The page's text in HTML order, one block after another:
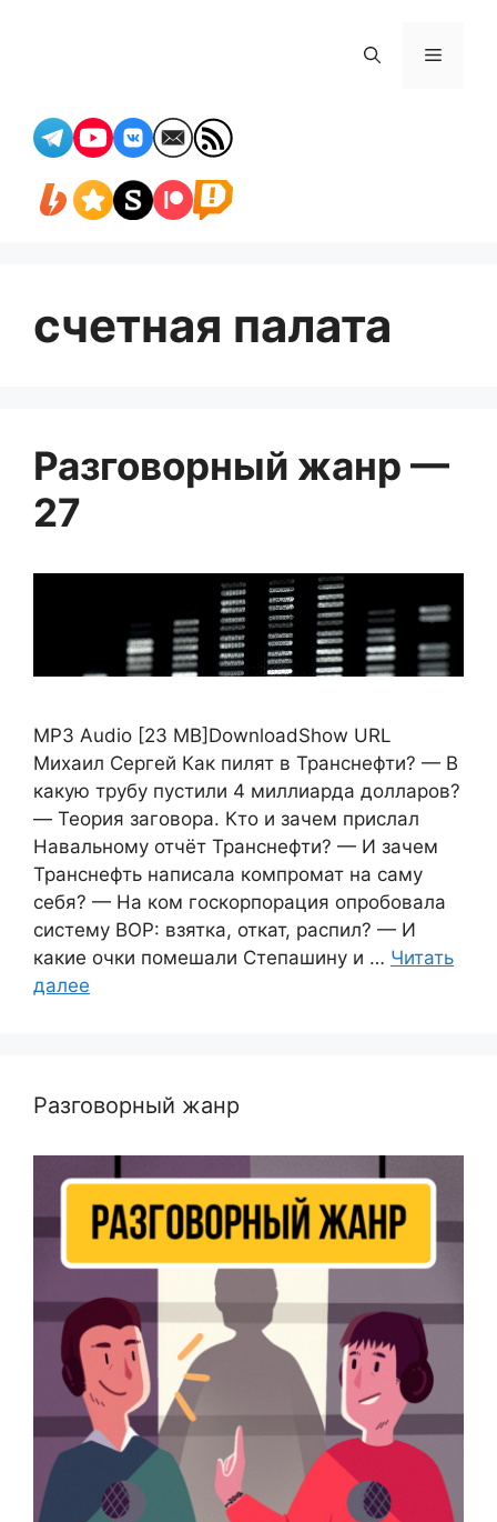
Меню
счетная палата
Разговорный жанр —
27
MP3 Audio [23 MB]DownloadShow URL
Михаил Сергей Как пилят в Транснефти? — В
какую трубу пустили 4 миллиарда долларов?
— Теория заговора. Кто и зачем прислал
Навальному отчёт Транснефти? — И зачем
Транснефть написала компромат на саму
себя? — На ком госкорпорация опробовала
систему ВОР: взятка, откат, распил? — И
какие очки помешали Степашину и … Читать
далее
Разговорный жанр